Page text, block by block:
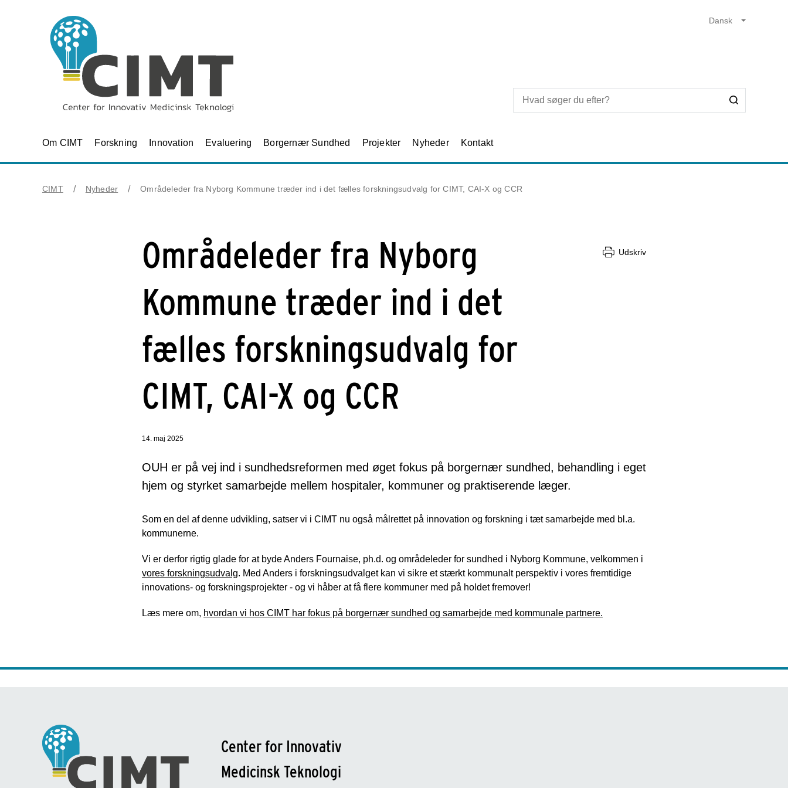
Om CIMT Forskning Innovation Evaluering Borgernær Sundhed Projekter Nyheder Kontakt
CIMT Nyheder Områdeleder fra Nyborg Kommune træder ind i det fælles forskningsudvalg for CIMT, CAI-X og CCR
Områdeleder fra Nyborg
Kommune træder ind i det
fælles forskningsudvalg for
CIMT, CAI-X og CCR
Udskriv
14. maj 2025
OUH er på vej ind i sundhedsreformen med øget fokus på borgernær sundhed, behandling i eget
hjem og styrket samarbejde mellem hospitaler, kommuner og praktiserende læger.
Som en del af denne udvikling, satser vi i CIMT nu også målrettet på innovation og forskning i tæt samarbejde med bl.a.
kommunerne.
Vi er derfor rigtig glade for at byde Anders Fournaise, ph.d. og områdeleder for sundhed i Nyborg Kommune, velkommen i
vores forskningsudvalg. Med Anders i forskningsudvalget kan vi sikre et stærkt kommunalt perspektiv i vores fremtidige
innovations- og forskningsprojekter - og vi håber at få flere kommuner med på holdet fremover!
Læs mere om, hvordan vi hos CIMT har fokus på borgernær sundhed og samarbejde med kommunale partnere.
Center for Innovativ
Medicinsk Teknologi